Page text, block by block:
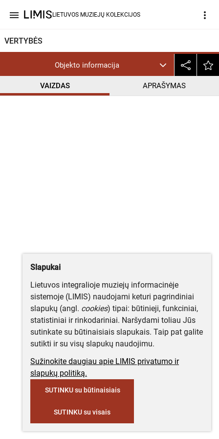
menu LIETUVOS MUZIEJŲ KOLEKCIJOS more_vert
VERTYBĖS
Objekto informacija
VAIZDAS APRAŠYMAS
help_outline
Slapukai
Lietuvos integralioje muziejų informacinėje
sistemoje (LIMIS) naudojami keturi pagrindiniai
slapukų (angl. cookies) tipai: būtinieji, funkciniai,
statistiniai ir rinkodariniai. Naršydami toliau Jūs
sutinkate su būtinaisiais slapukais. Taip pat galite
sutikti ir su visų slapukų naudojimu.
Sužinokite daugiau apie LIMIS privatumo ir
slapukų politiką.
SUTINKU su būtinaisiais
SUTINKU su visais